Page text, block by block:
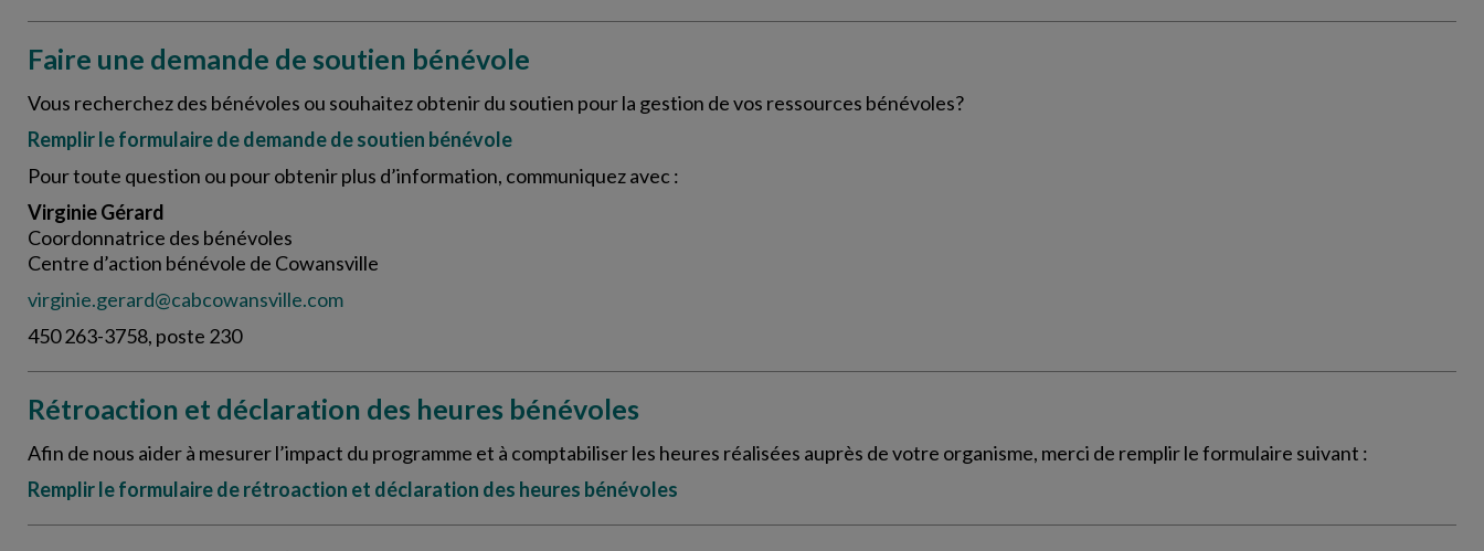
Faire une demande de soutien bénévole
Vous recherchez des bénévoles ou souhaitez obtenir du soutien pour la gestion de vos ressources bénévoles?
Remplir le formulaire de demande de soutien bénévole
Pour toute question ou pour obtenir plus d’information, communiquez avec :
Virginie Gérard
Coordonnatrice des bénévoles
Centre d’action bénévole de Cowansville
virginie.gerard@cabcowansville.com
450 263-3758, poste 230
Rétroaction et déclaration des heures bénévoles
Afin de nous aider à mesurer l’impact du programme et à comptabiliser les heures réalisées auprès de votre organisme, merci de remplir le formulaire suivant :
Remplir le formulaire de rétroaction et déclaration des heures bénévoles